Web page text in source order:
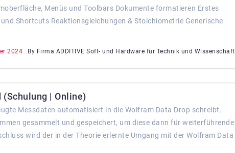
Menüs und Toolbars Dokumente formatieren Erstes
Shortcuts Reaktionsgleichungen & Stoichiometrie Generische
2024 By Firma ADDITIVE Soft- und Hardware für Technik und Wissenschaft
| Online)
Messdaten automatisiert in die Wolfram Data Drop schreibt.
gesammelt und gespeichert, um diese dann für weiterführende
wird der in der Theorie erlernte Umgang mit der Wolfram Data